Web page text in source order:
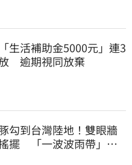
生活補助金5000元」連3
逾期視同放棄
勾到台灣陸地！雙眼牆
擺 「一波波雨帶」開